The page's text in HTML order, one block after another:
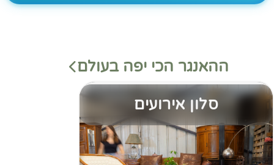
ההאנגר הכי יפה בעולם
סלון אירועים